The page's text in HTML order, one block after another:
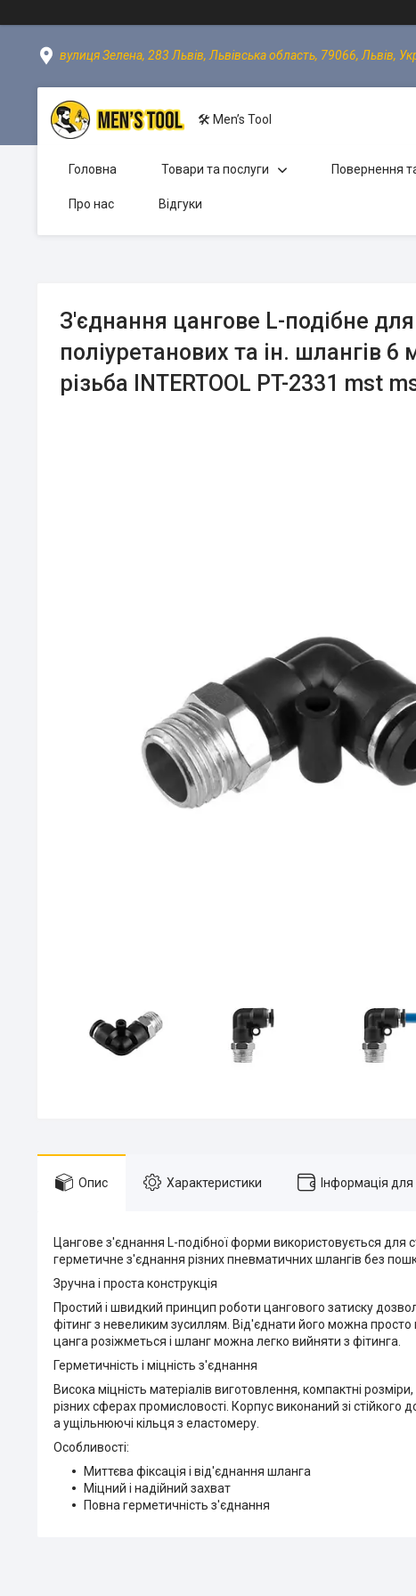
вулиця Зелена, 283 Львів, Львівська область, 79066, Львів,
🛠 Men’s Tool
Головна Товари та послуги Повернення
Про нас Відгуки
З'єднання цангове L-подібне для
поліуретанових та ін. шлангів 6
різьба INTERTOOL PT-2331 mst
Опис Характеристики Інформація
Цангове з'єднання L-подібної форми використовується для
герметичне з'єднання різних пневматичних шлангів без
Зручна і проста конструкція
Простий і швидкий принцип роботи цангового затиску
фітинг з невеликим зусиллям. Від'єднати його можна
цанга розіжметься і шланг можна легко вийняти з фітинга.
Герметичність і міцність з'єднання
Висока міцність матеріалів виготовлення, компактні
різних сферах промисловості. Корпус виконаний зі
а ущільнюючі кільця з еластомеру.
Особливості:
Миттєва фіксація і від'єднання шланга
Міцний і надійний захват
Повна герметичність з'єднання